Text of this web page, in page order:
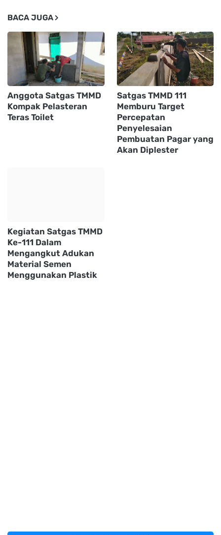
BACA JUGA
Anggota Satgas TMMD
Kompak Pelasteran
Teras Toilet
Satgas TMMD 111
Memburu Target
Percepatan
Penyelesaian
Pembuatan Pagar yang
Akan Diplester
Kegiatan Satgas TMMD
Ke-111 Dalam
Mengangkut Adukan
Material Semen
Menggunakan Plastik